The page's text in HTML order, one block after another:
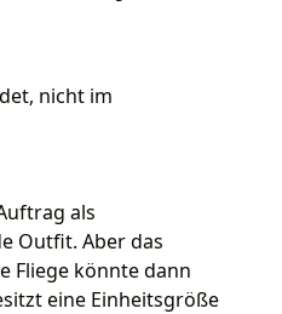
nicht im
als
Outfit. Aber das
Fliege könnte dann
eine Einheitsgröße